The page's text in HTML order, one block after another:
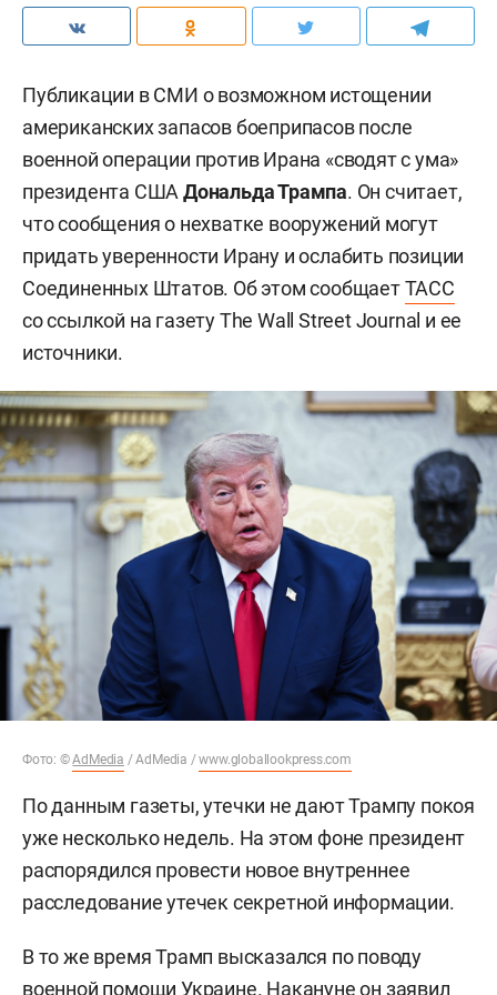
Публикации в СМИ о возможном истощении
американских запасов боеприпасов после
военной операции против Ирана «сводят с ума»
президента СШАДональда Трампа. Он считает,
что сообщения о нехватке вооружений могут
придать уверенности Ирану и ослабить позиции
Соединенных Штатов. Об этом сообщаетТАСС
со ссылкой на газету The Wall Street Journal и ее
источники.
Фото: ©AdMedia / AdMedia /www.globallookpress.com
По данным газеты, утечки не дают Трампу покоя
уже несколько недель. На этом фоне президент
распорядился провести новое внутреннее
расследование утечек секретной информации.
В то же время Трамп высказался по поводу
военной помощи Украине. Накануне он заявил